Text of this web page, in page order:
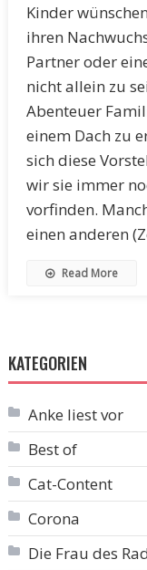
Kinder
ihren
Partner oder
nicht allein zu
Abenteuer
einem Dach zu
sich diese
wir sie immer
vorfinden.
einen anderen
Read More
KATEGORIEN
Anke liest vor
Best of
Cat-Content
Corona
Die Frau des